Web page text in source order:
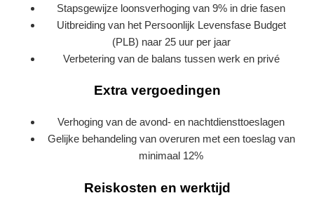
Stapsgewijze loonsverhoging van 9% in drie fasen
Uitbreiding van het Persoonlijk Levensfase Budget
(PLB) naar 25 uur per jaar
Verbetering van de balans tussen werk en privé
Extra vergoedingen
Verhoging van de avond- en nachtdiensttoeslagen
Gelijke behandeling van overuren met een toeslag van
minimaal 12%
Reiskosten en werktijd